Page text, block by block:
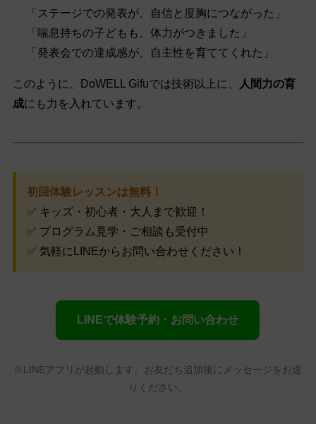
「ステージでの発表が、自信と度胸につながった」
「喘息持ちの子どもも、体力がつきました」
「発表会での達成感が、自主性を育ててくれた」
このように、DoWELL Gifuでは技術以上に、
人間力の育
成にも力を入れています。
初回体験レッスンは無料！
✅ キッズ・初心者・大人まで歓迎！
✅ プログラム見学・ご相談も受付中
✅ 気軽にLINEからお問い合わせください！
LINEで体験予約・お問い合わせ
※LINEアプリが起動します。お友だち追加後にメッセージをお送
りください。